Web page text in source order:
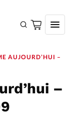
AUJOURD’HUI –
–